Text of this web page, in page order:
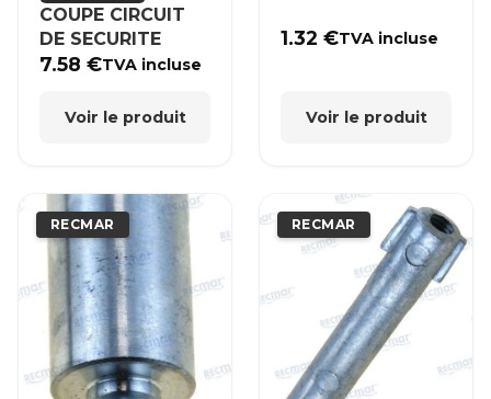
COUPE CIRCUIT
DE SECURITE
7.58€TVA incluse
Voir le produit
1.32€TVA incluse
Voir le produit
RECMAR RECMAR